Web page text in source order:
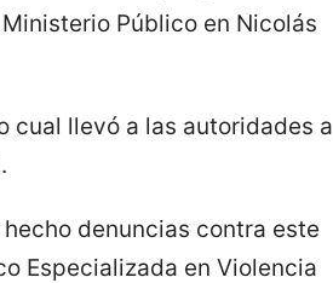
Público en Nicolás
cual llevó a las autoridades a
denuncias contra este
Especializada en Violencia